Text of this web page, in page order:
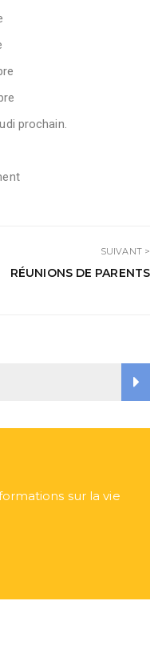
prochain.
SUIVANT >
RÉUNIONS DE PARENTS
sur la vie